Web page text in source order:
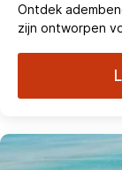
Ontdek
zijn ontworpen